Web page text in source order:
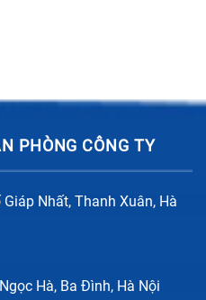
PHÒNG CÔNG TY
Nhất, Thanh Xuân, Hà
Hà, Ba Đình, Hà Nội